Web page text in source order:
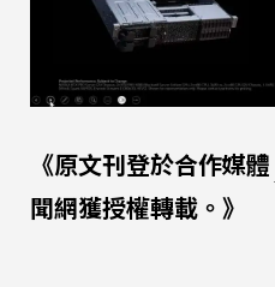
《原文刊登於合作媒體
聞網獲授權轉載。》